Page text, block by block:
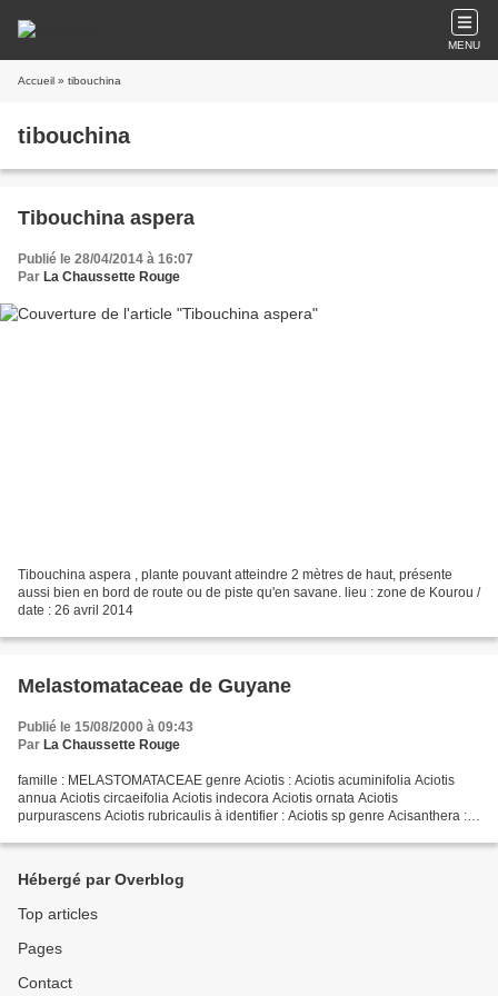
MENU
Accueil » tibouchina
tibouchina
Tibouchina aspera
Publié le 28/04/2014 à 16:07
Par La Chaussette Rouge
Tibouchina aspera , plante pouvant atteindre 2 mètres de haut, présente
aussi bien en bord de route ou de piste qu'en savane. lieu : zone de Kourou /
date : 26 avril 2014
Melastomataceae de Guyane
Publié le 15/08/2000 à 09:43
Par La Chaussette Rouge
famille : MELASTOMATACEAE genre Aciotis : Aciotis acuminifolia Aciotis
annua Aciotis circaeifolia Aciotis indecora Aciotis ornata Aciotis
purpurascens Aciotis rubricaulis à identifier : Aciotis sp genre Acisanthera :
Hébergé par Overblog
Top articles
Pages
Contact